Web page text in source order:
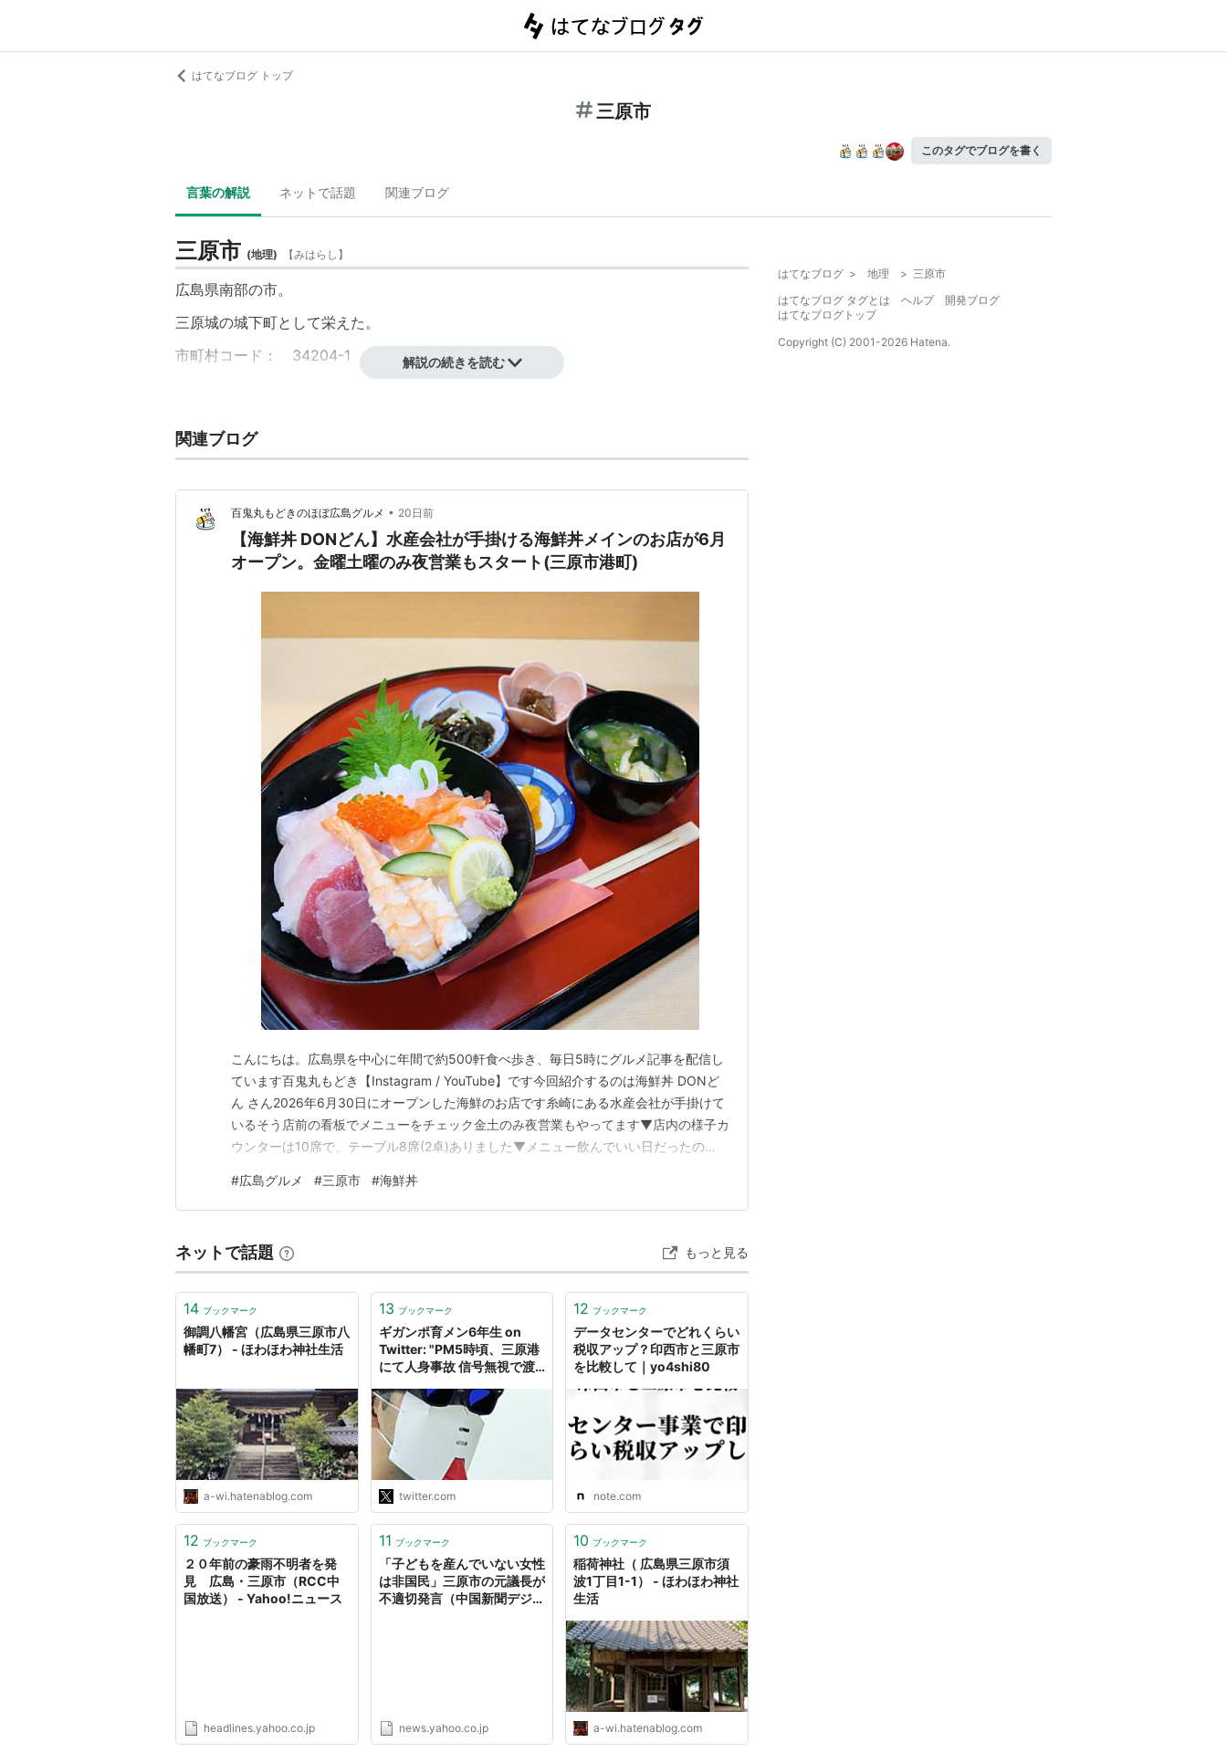
はてなブログ トップ
三原市
このタグでブログを書く
言葉の解説 ネットで話題 関連ブログ
三原市 (地理) 【みはらし 】
広島県南部の市。
三原城の城下町として栄えた。
市町村コード： 34204-1
解説の続きを読む
関連ブログ
百鬼丸もどきのほぼ広島グルメ • 20日前
【海鮮丼 DONどん】水産会社が手掛ける海鮮丼メインのお店が6月
オープン。金曜土曜のみ夜営業もスタート(三原市港町)
こんにちは。広島県を中心に年間で約500軒食べ歩き、毎日5時にグルメ記事を配信し
ています百鬼丸もどき【Instagram / YouTube】です今回紹介するのは海鮮丼 DONど
ん さん2026年6月30日にオープンした海鮮のお店です糸崎にある水産会社が手掛けて
いるそう店前の看板でメニューをチェック金土のみ夜営業もやってます▼店内の様子カ
ウンターは10席で、テーブル8席(2卓)ありました▼メニュー飲んでいい日だったの
ています丼のサイズはやや小さ目かな。水産会社がやっているだけあって、魚のクオリ
ティは安定感あ…
#広島グルメ #三原市 #海鮮丼
ネットで話題 もっと見る
14 ブックマーク
御調八幡宮（広島県三原市八
幡町7） - ほわほわ神社生活
a-wi.hatenablog.com
13 ブックマーク
ギガンポ育メン6年生 on
Twitter: "PM5時頃、三原港
にて人身事故 信号無視で渡
接触 これを見て皆さんに安
全意識を持っていただきたい
と思いアップしました。 み
なさんも急いでいる時こそ安
全意識をもってください #三
原市 #交通事故
https://t.co/MHMHIjt9RK"
twitter.com
12 ブックマーク
データセンターでどれくらい
税収アップ？印西市と三原市
を比較して｜yo4shi80
note.com
12 ブックマーク
２０年前の豪雨不明者を発
見 広島・三原市（RCC中
国放送） - Yahoo!ニュース
headlines.yahoo.co.jp
11 ブックマーク
「子どもを産んでいない女性
は非国民」三原市の元議長が
不適切発言（中国新聞デジタ
news.yahoo.co.jp
10 ブックマーク
稲荷神社（ 広島県三原市須
波1丁目1-1） - ほわほわ神社
生活
a-wi.hatenablog.com
はてなブログ > 地理 > 三原市
はてなブログ タグとは
ヘルプ
開発ブログ
はてなブログトップ
Copyright (C) 2001-2026 Hatena.